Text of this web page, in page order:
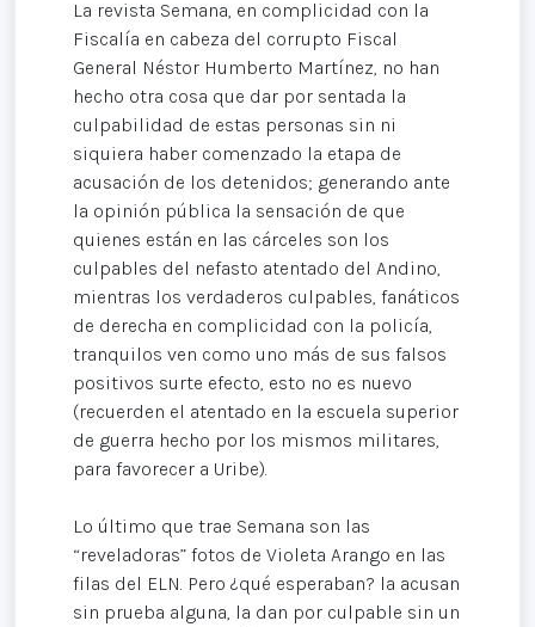
La revista Semana, en complicidad con la
Fiscalía en cabeza del corrupto Fiscal
General Néstor Humberto Martínez, no han
hecho otra cosa que dar por sentada la
culpabilidad de estas personas sin ni
siquiera haber comenzado la etapa de
acusación de los detenidos; generando ante
la opinión pública la sensación de que
quienes están en las cárceles son los
culpables del nefasto atentado del Andino,
mientras los verdaderos culpables, fanáticos
de derecha en complicidad con la policía,
tranquilos ven como uno más de sus falsos
positivos surte efecto, esto no es nuevo
(recuerden el atentado en la escuela superior
de guerra hecho por los mismos militares,
para favorecer a Uribe).
Lo último que trae Semana son las
“reveladoras” fotos de Violeta Arango en las
filas del ELN. Pero ¿qué esperaban? la acusan
sin prueba alguna, la dan por culpable sin un